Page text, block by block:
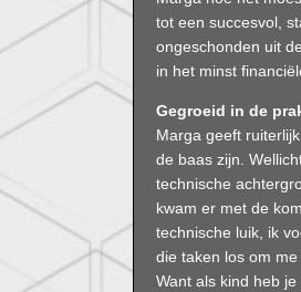
tot een succesvol,
ongeschonden uit
in het minst
Gegroeid in de
Marga geeft
de baas zijn.
technische
kwam er met de
technische luik, ik
die taken los om
Want als kind heb